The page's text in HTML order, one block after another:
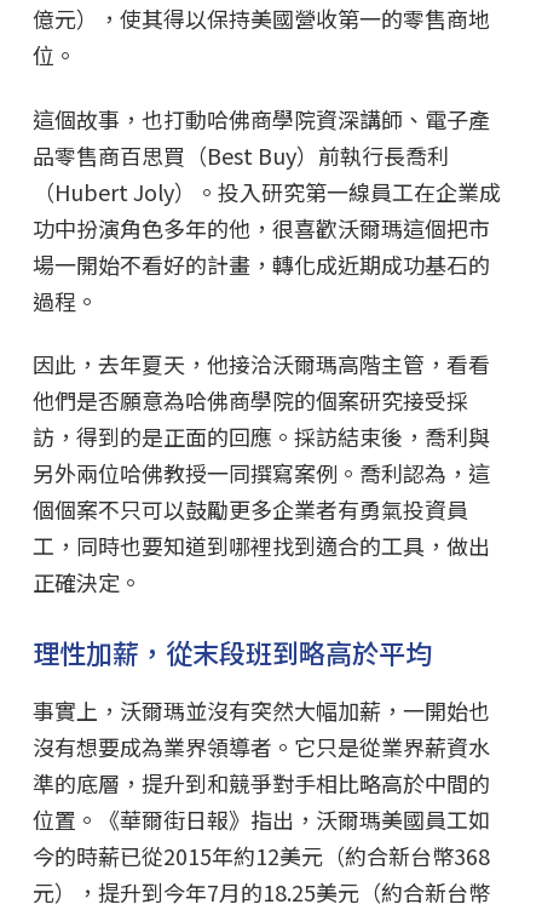
億元），使其得以保持美國營收第一的零售商地
位。
這個故事，也打動哈佛商學院資深講師、電子產
品零售商百思買（Best Buy）前執行長喬利
（Hubert Joly）。投入研究第一線員工在企業成
功中扮演角色多年的他，很喜歡沃爾瑪這個把市
場一開始不看好的計畫，轉化成近期成功基石的
過程。
因此，去年夏天，他接洽沃爾瑪高階主管，看看
他們是否願意為哈佛商學院的個案研究接受採
訪，得到的是正面的回應。採訪結束後，喬利與
另外兩位哈佛教授一同撰寫案例。喬利認為，這
個個案不只可以鼓勵更多企業者有勇氣投資員
工，同時也要知道到哪裡找到適合的工具，做出
正確決定。
理性加薪，從末段班到略高於平均
事實上，沃爾瑪並沒有突然大幅加薪，一開始也
沒有想要成為業界領導者。它只是從業界薪資水
準的底層，提升到和競爭對手相比略高於中間的
位置。《華爾街日報》指出，沃爾瑪美國員工如
今的時薪已從2015年約12美元（約合新台幣368
元），提升到今年7月的18.25美元（約合新台幣